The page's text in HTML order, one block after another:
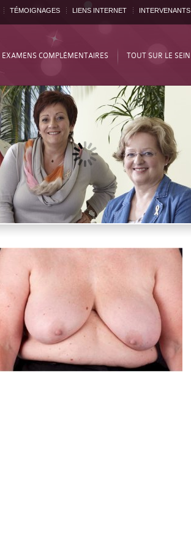
TÉMOIGNAGES LIENS INTERNET INTERVENANTS
EXAMENS COMPLÉMENTAIRES TOUT SUR LE SEIN